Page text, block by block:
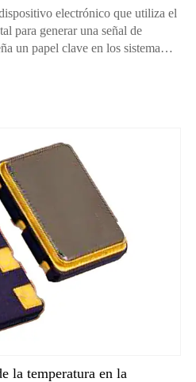
electrónico que utiliza el
para generar una señal de
un papel clave en los sistemas
diversos dispositivos. A
detallada a los
la temperatura en la